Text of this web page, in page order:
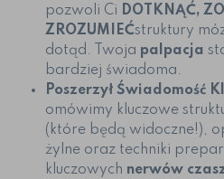
pozwoli Ci DOTKNĄĆ,
ZROZUMIEĆstruktury
dotąd. Twoja palpacja
bardziej świadoma.
Poszerzył Świadomość
omówimy kluczowe
(które będą widoczne!),
żylne oraz techniki
kluczowych nerwów